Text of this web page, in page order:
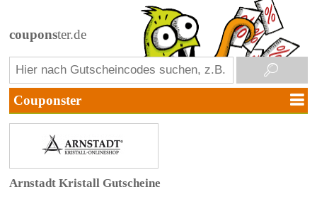
couponster.de
Arnstadt Kristall Gutscheine